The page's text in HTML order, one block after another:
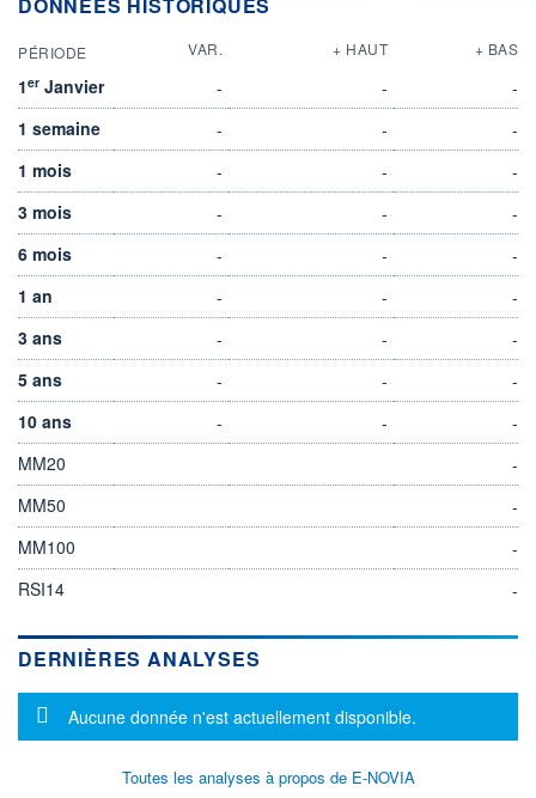
PÉRIODE VAR. + HAUT + BAS
1er Janvier - -
-
1 semaine
- -
-
1 mois
- -
-
3 mois
- -
-
6 mois
- -
-
1 an
- -
-
3 ans
- -
-
5 ans
- -
-
10 ans
- -
-
MM20
-
MM50
-
MM100
-
RSI14
-
DERNIÈRES ANALYSES
Message d'information
Aucune donnée n'est actuellement disponible.
Toutes les analyses à propos de E-NOVIA